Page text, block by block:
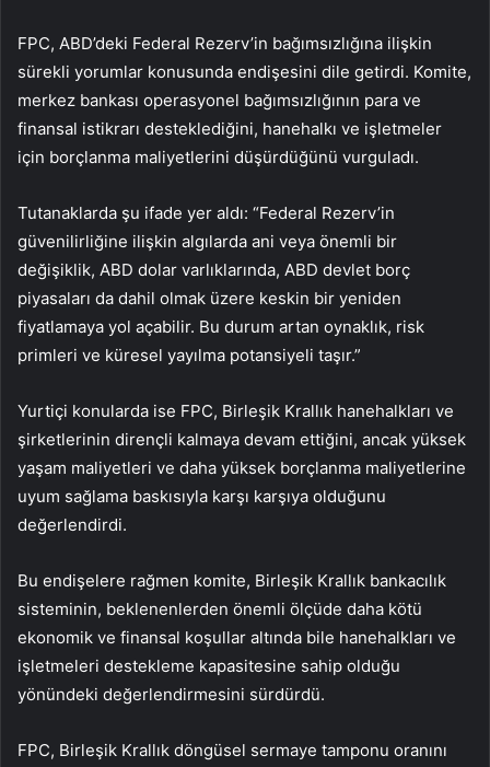
FPC, ABD’deki Federal Rezerv’in bağımsızlığına ilişkin
sürekli yorumlar konusunda endişesini dile getirdi. Komite,
merkez bankası operasyonel bağımsızlığının para ve
finansal istikrarı desteklediğini, hanehalkı ve işletmeler
için borçlanma maliyetlerini düşürdüğünü vurguladı.
Tutanaklarda şu ifade yer aldı: “Federal Rezerv’in
güvenilirliğine ilişkin algılarda ani veya önemli bir
değişiklik, ABD dolar varlıklarında, ABD devlet borç
piyasaları da dahil olmak üzere keskin bir yeniden
fiyatlamaya yol açabilir. Bu durum artan oynaklık, risk
primleri ve küresel yayılma potansiyeli taşır.”
Yurtiçi konularda ise FPC, Birleşik Krallık hanehalkları ve
şirketlerinin dirençli kalmaya devam ettiğini, ancak yüksek
yaşam maliyetleri ve daha yüksek borçlanma maliyetlerine
uyum sağlama baskısıyla karşı karşıya olduğunu
değerlendirdi.
Bu endişelere rağmen komite, Birleşik Krallık bankacılık
sisteminin, beklenenlerden önemli ölçüde daha kötü
ekonomik ve finansal koşullar altında bile hanehalkları ve
işletmeleri destekleme kapasitesine sahip olduğu
yönündeki değerlendirmesini sürdürdü.
FPC, Birleşik Krallık döngüsel sermaye tamponu oranını